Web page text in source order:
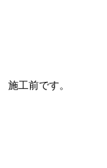
施工前です。